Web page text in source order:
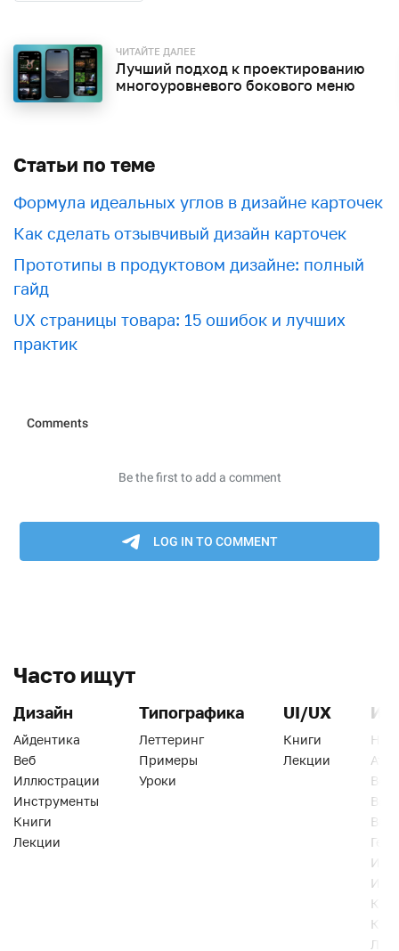
ЧИТАЙТЕ ДАЛЕЕ
Лучший подход к проектированию
многоуровневого бокового меню
Статьи по теме
Формула идеальных углов в дизайне карточек
Как сделать отзывчивый дизайн карточек
Прототипы в продуктовом дизайне: полный
гайд
UX страницы товара: 15 ошибок и лучших
практик
Часто ищут
Дизайн
Айдентика
Веб
Иллюстрации
Инструменты
Книги
Лекции
Типографика
Леттеринг
Примеры
Уроки
UI/UX
Книги
Лекции
Веб